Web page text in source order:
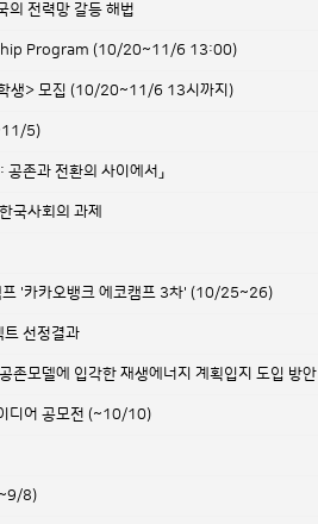
의 전력망 갈등 해법
Program (10/20~11/6 13:00)
생> 모집 (10/20~11/6 13시까지)
5)
존과 전환의 사이에서」
국사회의 과제
프 '카카오뱅크 에코캠프 3차' (10/25~26)
선정결과
존모델에 입각한 재생에너지 계획입지 도입 방안
디어 공모전 (~10/10)
8)